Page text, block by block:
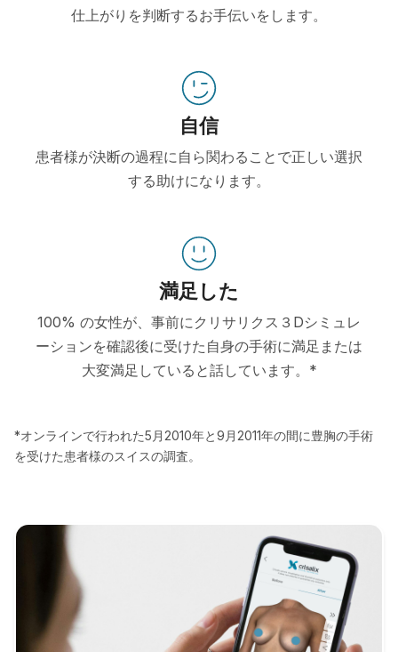
仕上がりを判断するお手伝いをします。
自信
患者様が決断の過程に自ら関わることで正しい選択
する助けになります。
満足した
100% の女性が、事前にクリサリクス３Dシミュレ
ーションを確認後に受けた自身の手術に満足または
大変満足していると話しています。*
*オンラインで行われた5月2010年と9月2011年の間に豊胸の手術
を受けた患者様のスイスの調査。